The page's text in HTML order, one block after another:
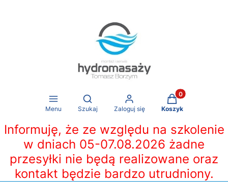
Menu
Otwórz wyszukiwarkę
Szukaj Zaloguj się
Produkty w
Koszyk
Informuję, że ze względu na szkolenie
w dniach 05-07.08.2026 żadne
przesyłki nie będą realizowane oraz
kontakt będzie bardzo utrudniony.